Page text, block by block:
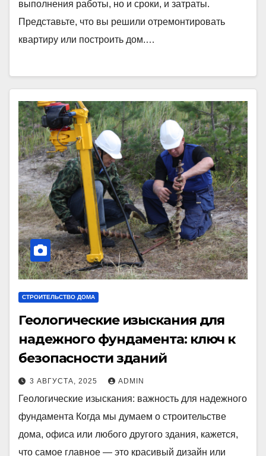
выполнения работы, но и сроки, и затраты.
Представьте, что вы решили отремонтировать
квартиру или построить дом.…
СТРОИТЕЛЬСТВО ДОМА
Геологические изыскания для
надежного фундамента: ключ к
безопасности зданий
3 АВГУСТА, 2025 ADMIN
Геологические изыскания: важность для надежного
фундамента Когда мы думаем о строительстве
дома, офиса или любого другого здания, кажется,
что самое главное — это красивый дизайн или